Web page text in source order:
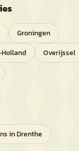
Groningen
Overijssel
inDrenthe